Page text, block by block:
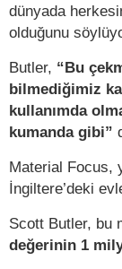
dünyada
olduğunu
Butler, “Bu
bilmediğimiz
kullanımda
kumanda gibi”
Material Focus,
İngiltere’deki
Scott Butler, bu
değerinin 1